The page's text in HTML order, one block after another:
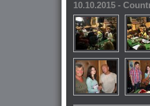
10.10.2015 -